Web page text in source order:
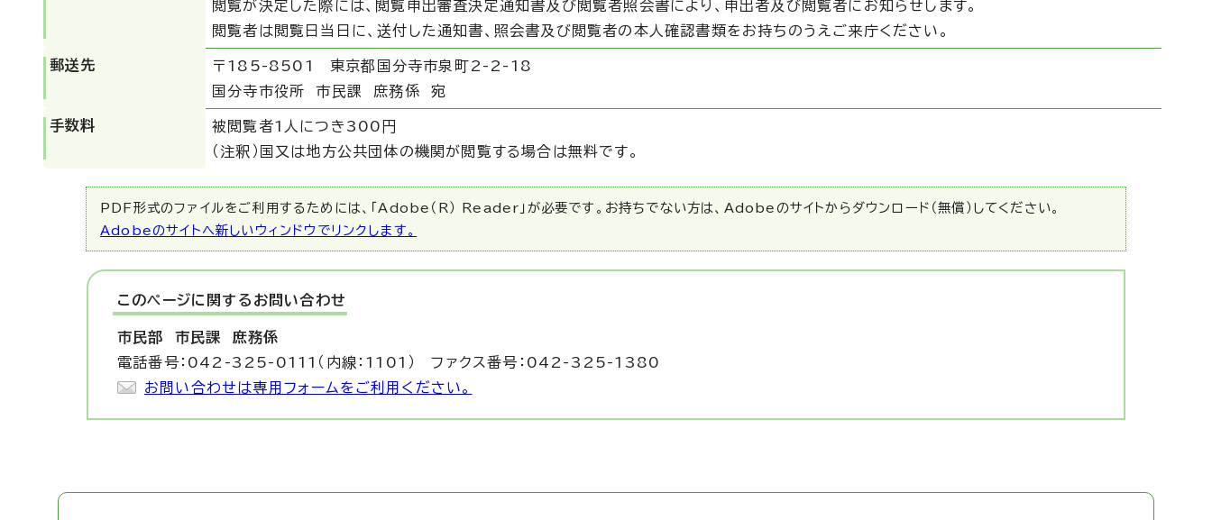
閲覧が決定した際には、閲覧申出審査決定通知書及び閲覧者照会書により、申出者及び閲覧者にお知らせします。
閲覧者は閲覧日当日に、送付した通知書、照会書及び閲覧者の本人確認書類をお持ちのうえご来庁ください。
郵送先
〒185-8501 東京都国分寺市泉町2-2-18
国分寺市役所 市民課 庶務係 宛
手数料
被閲覧者1人につき300円
（注釈）国又は地方公共団体の機関が閲覧する場合は無料です。
PDF形式のファイルをご利用するためには、「Adobe（R） Reader」が必要です。お持ちでない方は、Adobeのサイトからダウンロード（無償）してください。
Adobeのサイトへ新しいウィンドウでリンクします。
このページに関する お問い合わせ
市民部 市民課 庶務係
電話番号：042-325-0111（内線：1101） ファクス番号：042-325-1380
お問い合わせは専用フォームをご利用ください。